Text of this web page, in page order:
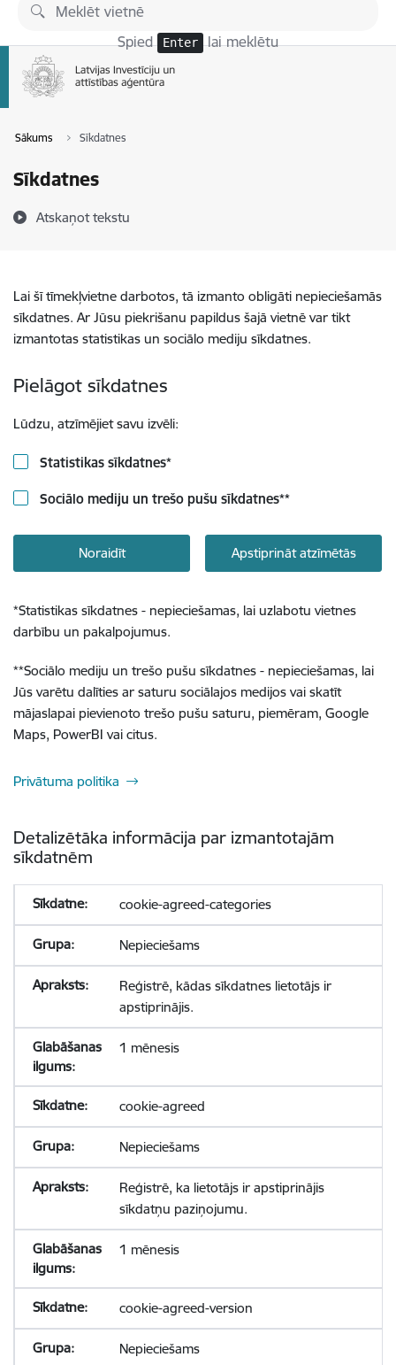
Pāriet uz lapas saturu
Spied Enter lai meklētu
Sākums Sīkdatnes
Sīkdatnes
Atskaņot tekstu
Lai šī tīmekļvietne darbotos, tā izmanto obligāti nepieciešamās
sīkdatnes. Ar Jūsu piekrišanu papildus šajā vietnē var tikt
izmantotas statistikas un sociālo mediju sīkdatnes.
Pielāgot sīkdatnes
Lūdzu, atzīmējiet savu izvēli:
Statistikas sīkdatnes*
Sociālo mediju un trešo pušu sīkdatnes**
Noraidīt Apstiprināt atzīmētās
*Statistikas sīkdatnes - nepieciešamas, lai uzlabotu vietnes
darbību un pakalpojumus.
**Sociālo mediju un trešo pušu sīkdatnes - nepieciešamas, lai
Jūs varētu dalīties ar saturu sociālajos medijos vai skatīt
mājaslapai pievienoto trešo pušu saturu, piemēram, Google
Maps, PowerBI vai citus.
Privātuma politika
Detalizētāka informācija par izmantotajām
sīkdatnēm
cookie-agreed-categories
Nepieciešams
Reģistrē, kādas sīkdatnes lietotājs ir
apstiprinājis.
1 mēnesis
cookie-agreed
Nepieciešams
Reģistrē, ka lietotājs ir apstiprinājis
sīkdatņu paziņojumu.
1 mēnesis
cookie-agreed-version
Nepieciešams